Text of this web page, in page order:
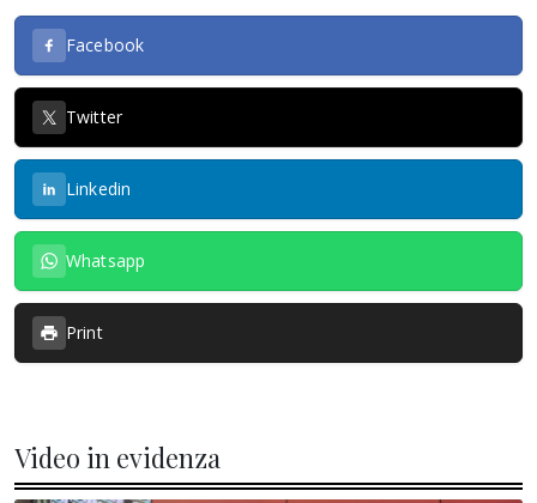
Facebook
Twitter
Linkedin
Whatsapp
Print
Video in evidenza